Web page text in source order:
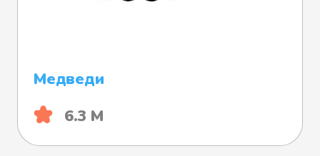
Медведи
6.3 М